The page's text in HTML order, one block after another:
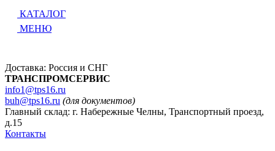
КАТАЛОГ
МЕНЮ
Доставка: Россия и СНГ
ТРАНСПРОМСЕРВИС
info1@tps16.ru
buh@tps16.ru (для документов)
Главный склад: г. Набережные Челны, Транспортный проезд,
д.15
Контакты